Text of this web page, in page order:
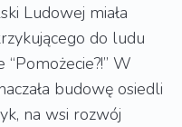
Ludowej miała
do ludu
W
budowę osiedli
na wsi rozwój